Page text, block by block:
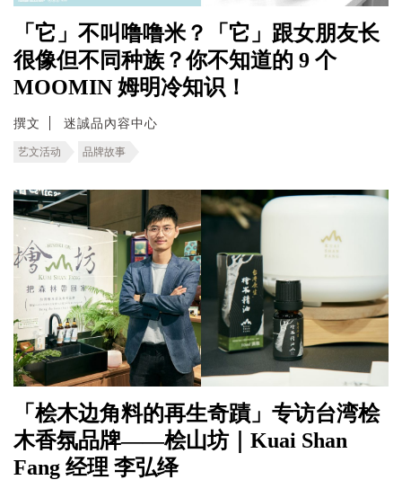
「它」不叫噜噜米？「它」跟女朋友长
很像但不同种族？你不知道的 9 个
MOOMIN 姆明冷知识！
撰文 迷誠品內容中心
艺文活动 品牌故事
「桧木边角料的再生奇蹟」专访台湾桧
木香氛品牌——桧山坊｜Kuai Shan
Fang 经理 李弘绎